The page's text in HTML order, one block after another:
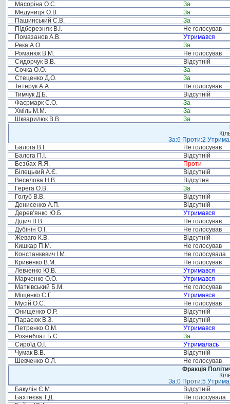
Масоріна О.С.
За
Медуниця О.В.
За
Пашинський С.В.
За
Підберезняк В.І.
Не голосував
Помазанов А.В.
Утримався
Река А.О.
За
Романюк В.М.
Не голосував
Сидорчук В.В.
Відсутній
Сочка О.О.
За
Стеценко Д.О.
За
Тетерук А.А.
Не голосував
Тимчук Д.Б.
Відсутній
Фаєрмарк С.О.
За
Хміль М.М.
За
Шкварилюк В.В.
За
За:6 Проти:2
Балога В.І.
Не голосував
Балога П.І.
Відсутній
Безбах Я.Я.
Проти
Білецький А.Є.
Відсутній
Веселова Н.В.
Відсутня
Герега О.В.
За
Голуб В.В.
Відсутній
Денисенко А.П.
Відсутній
Дерев’янко Ю.Б.
Утримався
Дідич В.В.
Не голосував
Дубінін О.І.
Не голосував
Жеваго К.В.
Відсутній
Кишкар П.М.
Не голосував
Констанкевич І.М.
Не голосувала
Кривенко В.М.
Не голосував
Левченко Ю.В.
Утримався
Марченко О.О.
Утримався
Матківський Б.М.
Не голосував
Міщенко С.Г.
Утримався
Мусій О.С.
Не голосував
Онищенко О.Р.
Відсутній
Парасюк В.З.
Відсутній
Петренко О.М.
Утримався
Розенблат Б.С.
За
Сироїд О.І.
Утрималась
Чумак В.В.
Відсутній
Шевченко О.Л.
Не голосував
Фракція
За:0 Проти:5
Бакулін Є.М.
Відсутній
Бахтеєва Т.Д.
Не голосувала